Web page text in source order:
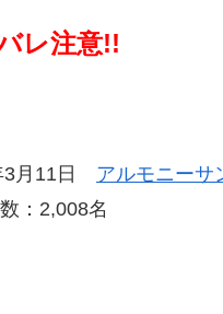
レ注意!!
3月11日 アルモニーサ
：2,008名